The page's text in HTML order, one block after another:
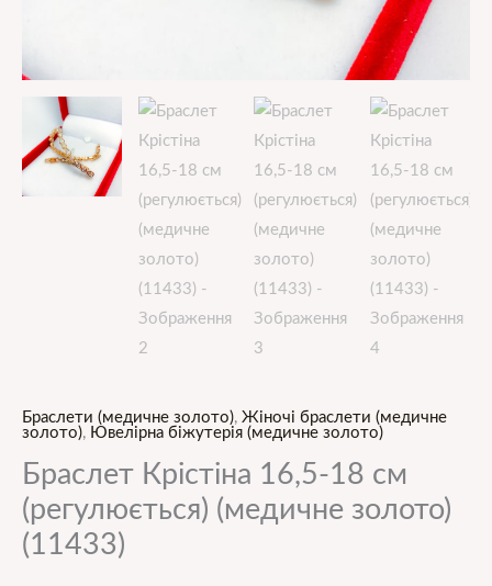
Браслети (медичне золото), Жіночі браслети (медичне
золото), Ювелірна біжутерія (медичне золото)
Браслет Крістіна 16,5-18 см
(регулюється) (медичне золото)
(11433)